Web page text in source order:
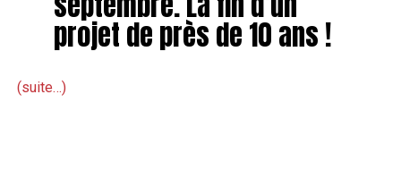
projet de près de 10 ans !
(suite…)